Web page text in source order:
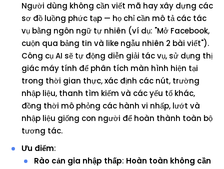
Người dùng không cần viết mã hay xây dựng các
sơ đồ luồng phức tạp — họ chỉ cần mô tả các tác
vụ bằng ngôn ngữ tự nhiên (ví dụ: "Mở Facebook,
cuộn qua bảng tin và like ngẫu nhiên 2 bài viết").
Công cụ AI sẽ tự động diễn giải tác vụ, sử dụng thị
giác máy tính để phân tích màn hình hiện tại
trong thời gian thực, xác định các nút, trường
nhập liệu, thanh tìm kiếm và các yếu tố khác,
đồng thời mô phỏng các hành vi nhấp, lướt và
nhập liệu giống con người để hoàn thành toàn bộ
tương tác.
Ưu điểm:
Rào cản gia nhập thấp: Hoàn toàn không cần